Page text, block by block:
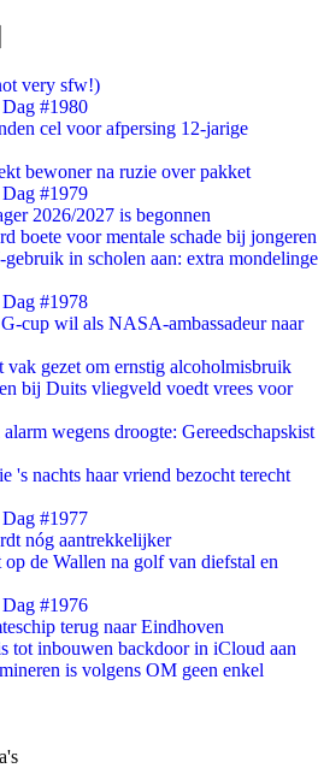
very sfw!)
#1980
cel voor afpersing 12-jarige
bewoner na ruzie over pakket
#1979
2026/2027 is begonnen
boete voor mentale schade bij jongeren
in scholen aan: extra mondelinge
#1978
cup wil als NASA-ambassadeur naar
vak gezet om ernstig alcoholmisbruik
bij Duits vliegveld voedt vrees voor
wegens droogte: Gereedschapskist
's nachts haar vriend bezocht terecht
#1977
nóg aantrekkelijker
de Wallen na golf van diefstal en
#1976
terug naar Eindhoven
tot inbouwen backdoor in iCloud aan
is volgens OM geen enkel